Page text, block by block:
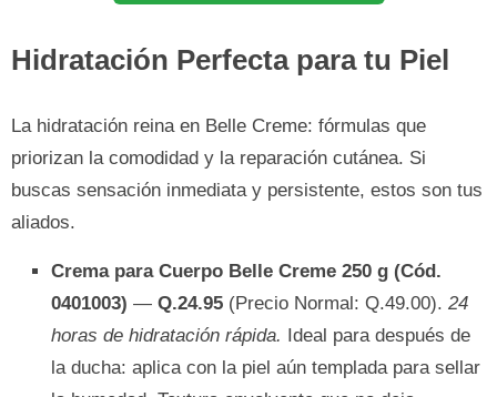
Hidratación Perfecta para tu Piel
La hidratación reina en Belle Creme: fórmulas que
priorizan la comodidad y la reparación cutánea. Si
buscas sensación inmediata y persistente, estos son tus
aliados.
Crema para Cuerpo Belle Creme 250 g (Cód.
0401003) — Q.24.95 (Precio Normal: Q.49.00). 24
horas de hidratación rápida. Ideal para después de
la ducha: aplica con la piel aún templada para sellar